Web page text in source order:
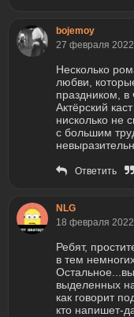
bojemoy
27 февраля
Несколько
любви,
праздником, в
Актёрский
нисколько не
с большим
Ответить
NLG
18 февраля
Ребят,
в тем
выделенных
как говорит
кто напишет-